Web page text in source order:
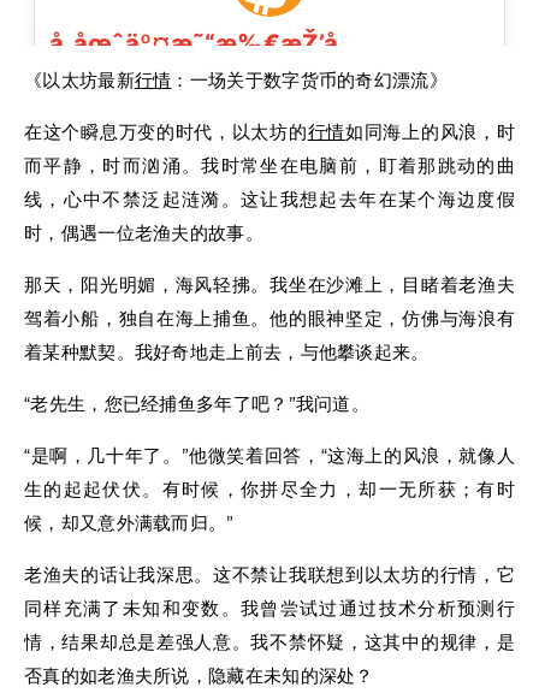
《以太坊最新行情 ：一场关于数字货币的奇幻漂流》
在这个瞬息万变的时代，以太坊的行情如同海上的风浪，时
而平静，时而汹涌。我时常坐在电脑前，盯着那跳动的曲
线，心中不禁泛起涟漪。这让我想起去年在某个海边度假
时，偶遇一位老渔夫的故事。
那天，阳光明媚，海风轻拂。我坐在沙滩上，目睹着老渔夫
驾着小船，独自在海上捕鱼。他的眼神坚定，仿佛与海浪有
着某种默契。我好奇地走上前去，与他攀谈起来。
“老先生，您已经捕鱼多年了吧？”我问道。
“是啊，几十年了。”他微笑着回答，“这海上的风浪，就像人
生的起起伏伏。有时候，你拼尽全力，却一无所获；有时
候，却又意外满载而归。”
老渔夫的话让我深思。这不禁让我联想到以太坊的行情，它
同样充满了未知和变数。我曾尝试过通过技术分析预测行
情，结果却总是差强人意。我不禁怀疑，这其中的规律，是
否真的如老渔夫所说，隐藏在未知的深处？